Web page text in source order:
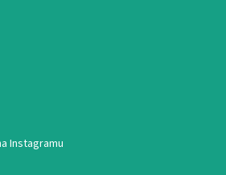
Instagramu